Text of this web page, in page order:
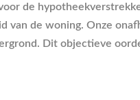
de
van de woning. Onze
Dit objectieve